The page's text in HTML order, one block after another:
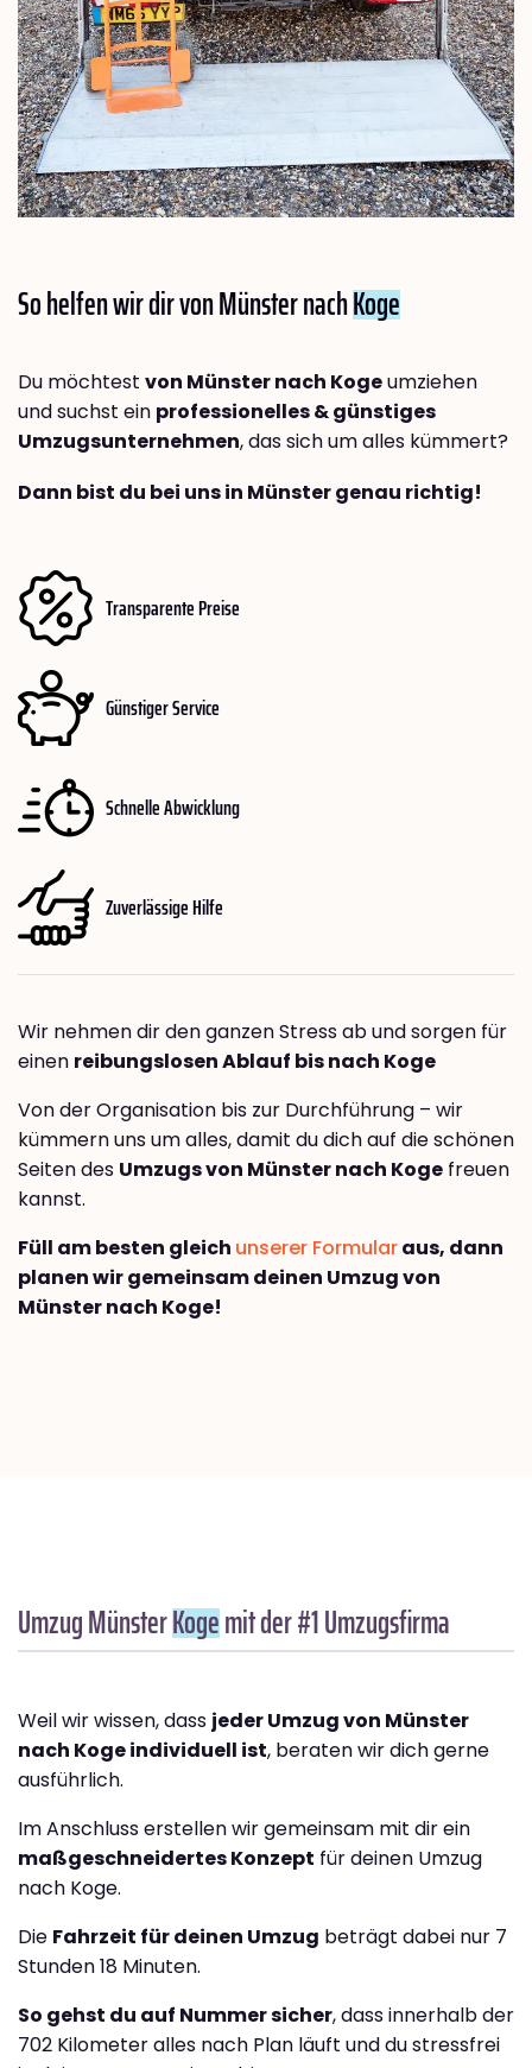
So helfen wir dir von Münster nachKoge
Du möchtest von Münster nach Kogeumziehen
und suchst ein professionelles & günstiges
Umzugsunternehmen, das sich um alles kümmert?
Dann bist du bei uns in Münster genau richtig!
Transparente Preise
Günstiger Service
Schnelle Abwicklung
Zuverlässige Hilfe
Wir nehmen dir den ganzen Stress ab und sorgen für
einen reibungslosen Ablauf bis nach Koge
Von der Organisation bis zur Durchführung – wir
kümmern uns um alles, damit du dich auf die schönen
Seiten des Umzugs von Münster nach Koge freuen
kannst.
Füll am besten gleich unserer Formularaus, dann
planen wir gemeinsam deinen Umzug von
Münster nach Koge!
Umzug MünsterKogemit der #1 Umzugsfirma
Weil wir wissen, dass jeder Umzug von Münster
nach Koge individuell ist, beraten wir dich gerne
ausführlich.
Im Anschluss erstellen wir gemeinsam mit dir ein
maßgeschneidertes Konzept für deinen Umzug
nach Koge.
Die Fahrzeit für deinen Umzug beträgt dabei nur 7
Stunden 18 Minuten.
So gehst du auf Nummer sicher, dass innerhalb der
702 Kilometer alles nach Plan läuft und du stressfrei